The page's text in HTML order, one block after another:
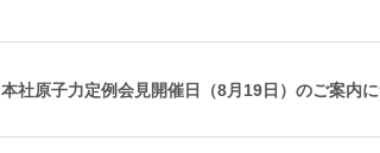
本社原子力定例会見開催日（8月19日）のご案内